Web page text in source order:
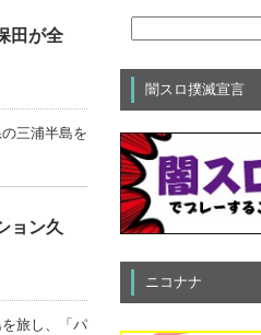
田が全
三浦半島を
ョン久
旅し、「パ
闇スロ撲滅宣言
ニコナナ